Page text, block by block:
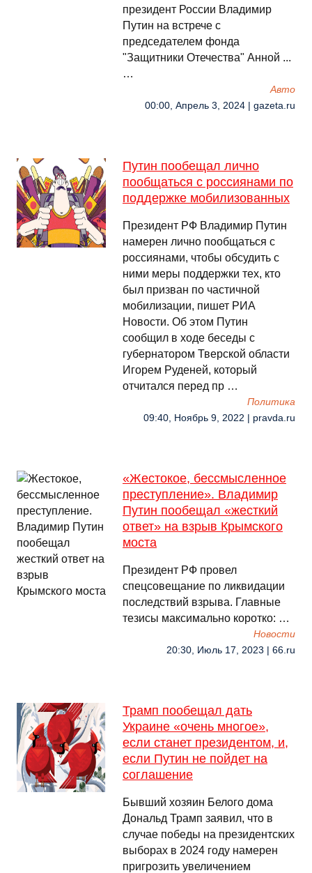
президент России Владимир
Путин на встрече с
председателем фонда
"Защитники Отечества" Анной ...
…
Авто
00:00, Апрель 3, 2024 | gazeta.ru
Путин пообещал лично
пообщаться с россиянами по
поддержке мобилизованных
Президент РФ Владимир Путин
намерен лично пообщаться с
россиянами, чтобы обсудить с
ними меры поддержки тех, кто
был призван по частичной
мобилизации, пишет РИА
Новости. Об этом Путин
сообщил в ходе беседы с
губернатором Тверской области
Игорем Руденей, который
отчитался перед пр …
Политика
09:40, Ноябрь 9, 2022 | pravda.ru
«Жестокое, бессмысленное
преступление». Владимир
Путин пообещал «жесткий
ответ» на взрыв Крымского
моста
Президент РФ провел
спецсовещание по ликвидации
последствий взрыва. Главные
тезисы максимально коротко: …
Новости
20:30, Июль 17, 2023 | 66.ru
Трамп пообещал дать
Украине «очень многое»,
если станет президентом, и,
если Путин не пойдет на
соглашение
Бывший хозяин Белого дома
Дональд Трамп заявил, что в
случае победы на президентских
выборах в 2024 году намерен
пригрозить увеличением